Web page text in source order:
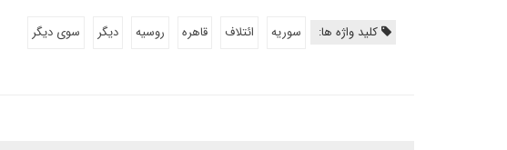
کلید واژه ها: سوریه ائتلاف قاهره روسیه دیگر سوی دیگر